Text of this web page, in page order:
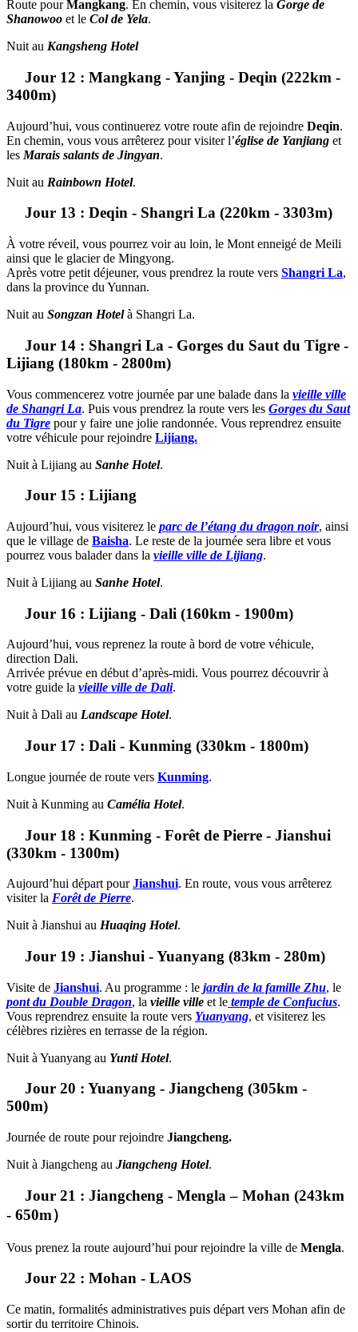
Route pourMangkang. En chemin, vous visiterez la Gorge de
Shanowoo et le Col de Yela.
Nuit au Kangsheng Hotel
Jour 12 : Mangkang - Yanjing - Deqin (222km -
3400m)
Aujourd’hui, vous continuerez votre route afin de rejoindre Deqin.
En chemin, vous vous arrêterez pour visiter l’église de Yanjiang et
les Marais salants de Jingyan.
Nuit au Rainbown Hotel.
Jour 13 : Deqin - Shangri La (220km - 3303m)
À votre réveil, vous pourrez voir au loin, le Mont enneigé de Meili
ainsi que le glacier de Mingyong.
Après votre petit déjeuner, vous prendrez la route vers Shangri La,
dans la province du Yunnan.
Nuit au Songzan Hotel à Shangri La.
Jour 14 : Shangri La - Gorges du Saut du Tigre -
Lijiang (180km - 2800m)
Vous commencerez votre journée par une balade dans la vieille ville
de Shangri La. Puis vous prendrez la route vers les Gorges du Saut
du Tigre pour y faire une jolie randonnée. Vous reprendrez ensuite
votre véhicule pour rejoindre Lijiang.
Nuit à Lijiang au Sanhe Hotel.
Jour 15 : Lijiang
Aujourd’hui, vous visiterez le parc de l’étang du dragon noir, ainsi
que le village de Baisha. Le reste de la journée sera libre et vous
pourrez vous balader dans la vieille ville de Lijiang.
Nuit à Lijiang au Sanhe Hotel.
Jour 16 : Lijiang - Dali (160km - 1900m)
Aujourd’hui, vous reprenez la route à bord de votre véhicule,
direction Dali.
Arrivée prévue en début d’après-midi. Vous pourrez découvrir à
votre guide la vieille ville de Dali.
Nuit à Dali au Landscape Hotel.
Jour 17 : Dali - Kunming (330km - 1800m)
Longue journée de route vers Kunming.
Nuit à Kunming au Camélia Hotel.
Jour 18 : Kunming - Forêt de Pierre - Jianshui
(330km - 1300m)
Aujourd’hui départ pourJianshui. En route, vous vous arrêterez
visiter la Forêt de Pierre.
Nuit à Jianshui au Huaqing Hotel.
Jour 19 : Jianshui - Yuanyang (83km - 280m)
Visite de Jianshui. Au programme : le jardin de la famille Zhu, le
pont du Double Dragon, la vieille ville et le temple de Confucius.
Vous reprendrez ensuite la route vers Yuanyang, et visiterez les
célèbres rizières en terrasse de la région.
Nuit à Yuanyang au Yunti Hotel.
Jour 20 : Yuanyang - Jiangcheng (305km -
500m)
Journée de route pour rejoindre Jiangcheng.
Nuit à Jiangcheng au Jiangcheng Hotel.
Jour 21 : Jiangcheng - Mengla – Mohan (243km
- 650m）
Vous prenez la route aujourd’hui pour rejoindre la ville de Mengla.
Jour 22 : Mohan - LAOS
Ce matin, formalités administratives puis départ vers Mohan afin de
sortir du territoire Chinois.